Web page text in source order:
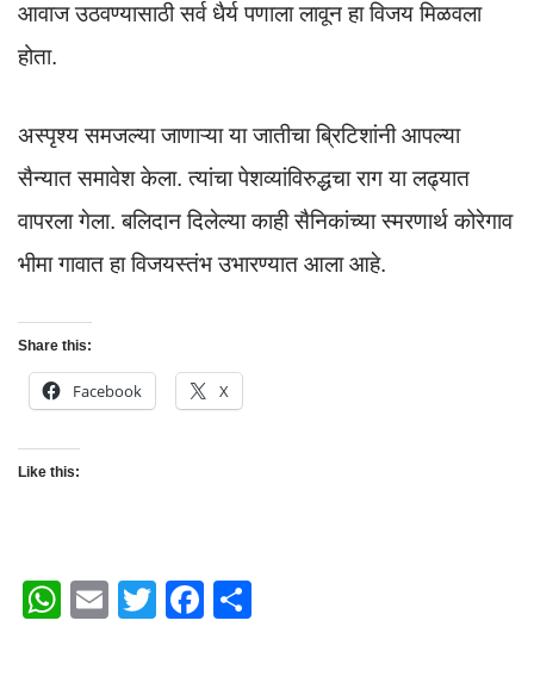
आवाज उठवण्यासाठी सर्व धैर्य पणाला लावून हा विजय मिळवला
होता.
अस्पृश्य समजल्या जाणाऱ्या या जातीचा ब्रिटिशांनी आपल्या
सैन्यात समावेश केला. त्यांचा पेशव्यांविरुद्धचा राग या लढ्यात
वापरला गेला. बलिदान दिलेल्या काही सैनिकांच्या स्मरणार्थ कोरेगाव
भीमा गावात हा विजयस्तंभ उभारण्यात आला आहे.
Share this:
Facebook X
Like this:
W
E
T
F